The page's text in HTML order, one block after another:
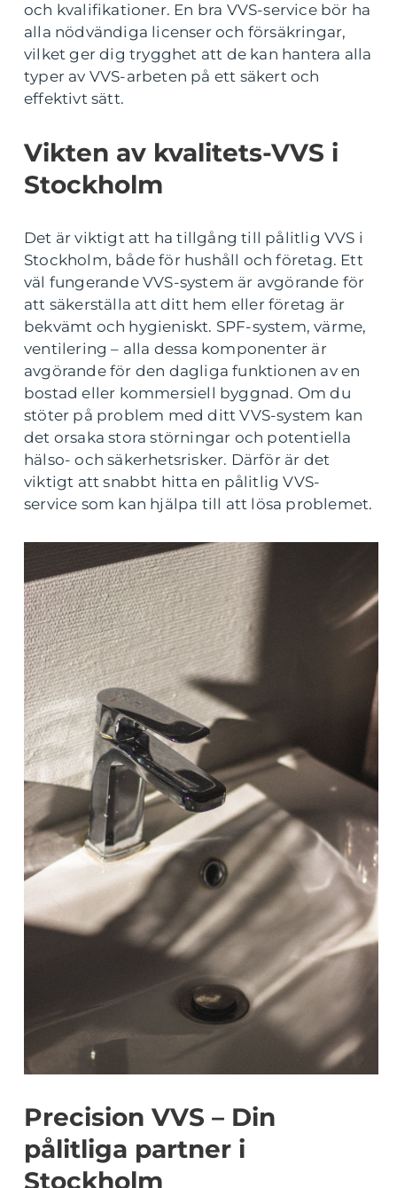
och kvalifikationer. En bra VVS-service bör ha
alla nödvändiga licenser och försäkringar,
vilket ger dig trygghet att de kan hantera alla
typer av VVS-arbeten på ett säkert och
effektivt sätt.
Vikten av kvalitets-VVS i
Stockholm
Det är viktigt att ha tillgång till pålitlig VVS i
Stockholm, både för hushåll och företag. Ett
väl fungerande VVS-system är avgörande för
att säkerställa att ditt hem eller företag är
bekvämt och hygieniskt. SPF-system, värme,
ventilering – alla dessa komponenter är
avgörande för den dagliga funktionen av en
bostad eller kommersiell byggnad. Om du
stöter på problem med ditt VVS-system kan
det orsaka stora störningar och potentiella
hälso- och säkerhetsrisker. Därför är det
viktigt att snabbt hitta en pålitlig VVS-
service som kan hjälpa till att lösa problemet.
Precision VVS – Din
pålitliga partner i
Stockholm